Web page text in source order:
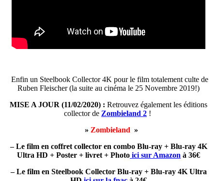
Enfin un Steelbook Collector 4K pour le film totalement culte de
Ruben Fleischer (la suite au cinéma le 25 Novembre 2019!)
MISE A JOUR (11/02/2020) : Retrouvez également les éditions
collector de Zombieland 2 !
» Zombieland »
– Le film en coffret collector en combo Blu-ray + Blu-ray 4K
Ultra HD + Poster + livret + Photo ici sur Amazon à 36€
– Le film en Steelbook Collector Blu-ray + Blu-ray 4K Ultra